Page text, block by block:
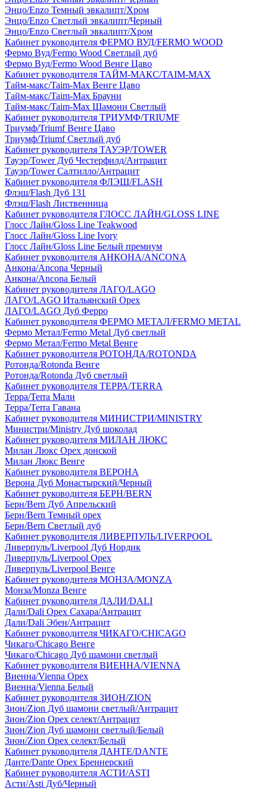
Энцо/Enzo Темный эвкалипт/Хром
Энцо/Enzo Светлый эвкалипт/Черный
Энцо/Enzo Светлый эвкалипт/Хром
Кабинет руководителя ФЕРМО ВУД/FERMO WOOD
Фермо Вуд/Fermo Wood Светлый дуб
Фермо Вуд/Fermo Wood Венге Цаво
Кабинет руководителя ТАЙМ-МАКС/TAIM-MAX
Тайм-макс/Taim-Max Венге Цаво
Тайм-макс/Taim-Max Брауни
Тайм-макс/Taim-Max Шамони Светлый
Кабинет руководителя ТРИУМФ/TRIUMF
Триумф/Triumf Венге Цаво
Триумф/Triumf Светлый дуб
Кабинет руководителя ТАУЭР/TOWER
Тауэр/Tower Дуб Честерфилд/Антрацит
Тауэр/Tower Салтилло/Антрацит
Кабинет руководителя ФЛЭШ/FLASH
Флэш/Flash Дуб 131
Флэш/Flash Лиственница
Кабинет руководителя ГЛОСС ЛАЙН/GLOSS LINE
Глосс Лайн/Gloss Line Teakwood
Глосс Лайн/Gloss Line Ivory
Глосс Лайн/Gloss Line Белый премиум
Кабинет руководителя АНКОНА/ANCONA
Анкона/Ancona Черный
Анкона/Ancona Белый
Кабинет руководителя ЛАГО/LAGO
ЛАГО/LAGO Итальянский Орех
ЛАГО/LAGO Дуб Ферро
Кабинет руководителя ФЕРМО МЕТАЛ/FERMO METAL
Фермо Метал/Fermo Metal Дуб светлый
Фермо Метал/Fermo Metal Венге
Кабинет руководителя РОТОНДА/ROTONDA
Ротонда/Rotonda Венге
Ротонда/Rotonda Дуб светлый
Кабинет руководителя ТЕРРА/TERRA
Терра/Terra Мали
Терра/Terra Гавана
Кабинет руководителя МИНИСТРИ/MINISTRY
Министри/Ministry Дуб шоколад
Кабинет руководителя МИЛАН ЛЮКС
Милан Люкс Орех донской
Милан Люкс Венге
Кабинет руководителя ВЕРОНА
Верона Дуб Монастырский/Черный
Кабинет руководителя БЕРН/BERN
Берн/Bern Дуб Апрельский
Берн/Bern Темный орех
Берн/Bern Светлый дуб
Кабинет руководителя ЛИВЕРПУЛЬ/LIVERPOOL
Ливерпуль/Liverpool Дуб Нордик
Ливерпуль/Liverpool Орех
Ливерпуль/Liverpool Венге
Кабинет руководителя МОНЗА/MONZA
Монза/Monza Венге
Кабинет руководителя ДАЛИ/DALI
Дали/Dali Орех Cахара/Антрацит
Дали/Dali Эбен/Антрацит
Кабинет руководителя ЧИКАГО/CHICAGO
Чикаго/Chicago Венге
Чикаго/Chicago Дуб шамони светлый
Кабинет руководителя ВИЕННА/VIENNA
Виенна/Vienna Орех
Виенна/Vienna Белый
Кабинет руководителя ЗИОН/ZION
Зион/Zion Дуб шамони светлый/Антрацит
Зион/Zion Орех селект/Антрацит
Зион/Zion Дуб шамони светлый/Белый
Зион/Zion Орех селект/Белый
Кабинет руководителя ДАНТЕ/DANTE
Данте/Dante Орех Бреннерский
Кабинет руководителя АСТИ/ASTI
Асти/Asti Дуб/Черный